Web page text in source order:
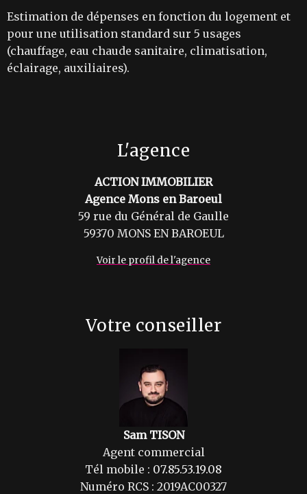
Estimation de dépenses en fonction du logement et
pour une utilisation standard sur 5 usages
(chauffage, eau chaude sanitaire, climatisation,
éclairage, auxiliaires).
L'agence
ACTION IMMOBILIER
Agence Mons en Baroeul
59 rue du Général de Gaulle
59370 MONS EN BAROEUL
Voir le profil de l'agence
Votre conseiller
Sam TISON
Agent commercial
Tél mobile : 07.85.53.19.08
Numéro RCS : 2019AC00327